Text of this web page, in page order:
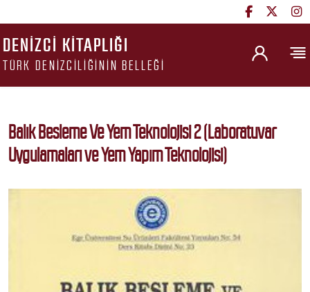
DENIZCI KITAPLIĞI
TÜRK DENIZCILIĞININ BELLEĞI
Balık Besleme Ve Yem Teknolojisi 2 (Laboratuvar
Uygulamaları ve Yem Yapım Teknolojisi)